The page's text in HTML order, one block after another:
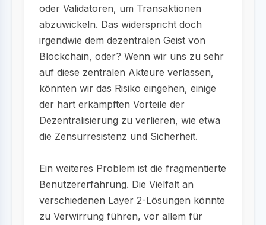
oder Validatoren, um Transaktionen
abzuwickeln. Das widerspricht doch
irgendwie dem dezentralen Geist von
Blockchain, oder? Wenn wir uns zu sehr
auf diese zentralen Akteure verlassen,
könnten wir das Risiko eingehen, einige
der hart erkämpften Vorteile der
Dezentralisierung zu verlieren, wie etwa
die Zensurresistenz und Sicherheit.
Ein weiteres Problem ist die fragmentierte
Benutzererfahrung. Die Vielfalt an
verschiedenen Layer 2-Lösungen könnte
zu Verwirrung führen, vor allem für